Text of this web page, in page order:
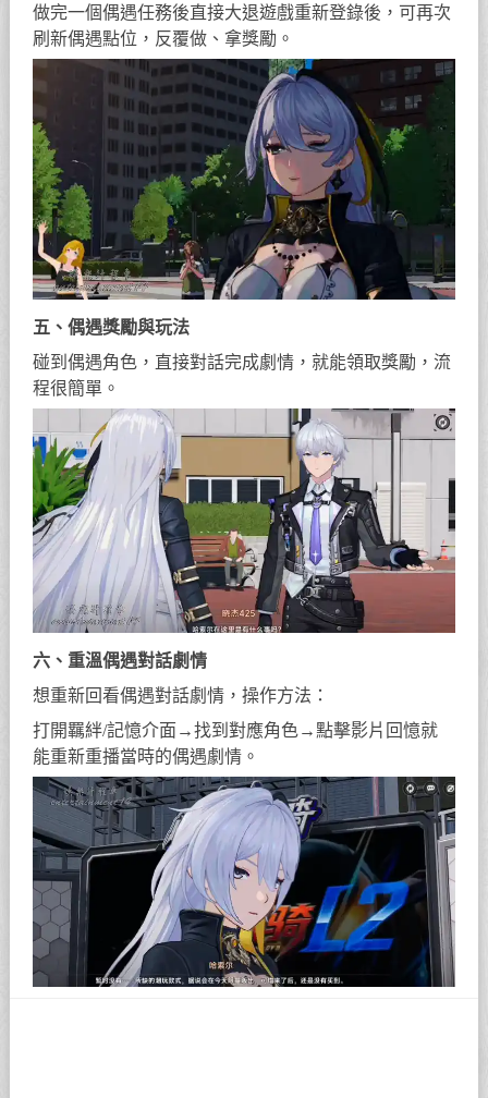
做完一個偶遇任務後直接大退遊戲重新登錄後，可再次
刷新偶遇點位，反覆做、拿獎勵。
五、偶遇獎勵與玩法
碰到偶遇角色，直接對話完成劇情，就能領取獎勵，流
程很簡單。
六、重溫偶遇對話劇情
想重新回看偶遇對話劇情，操作方法：
打開羈絆/記憶介面→找到對應角色→點擊影片回憶就
能重新重播當時的偶遇劇情。